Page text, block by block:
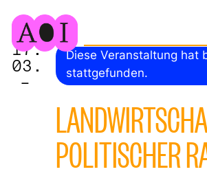
Diese Veranstaltung hat
stattgefunden.
POLITISCHER
17.
03.
–